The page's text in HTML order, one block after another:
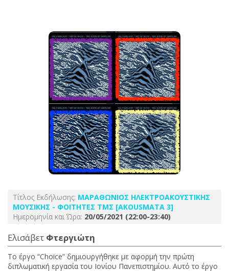
Τίτλος Εκδήλωσης: ΜΑΡΑΘΩΝΙΟΣ ΗΛΕΚΤΡΟΑΚΟΥΣΤΙΚΗΣ
ΜΟΥΣΙΚΗΣ - ΦΟΙΤΗΤΕΣ ΤΜΣ [AKOUSMATA 3]
Ημερομηνία και Ώρα: 20/05/2021 (22:00-23:40)
Ελισάβετ Φτεργιώτη
Το έργο “Choice” δημιουργήθηκε με αφορμή την πρώτη
διπλωματική εργασία του Ιονίου Πανεπιστημίου. Αυτό το έργο